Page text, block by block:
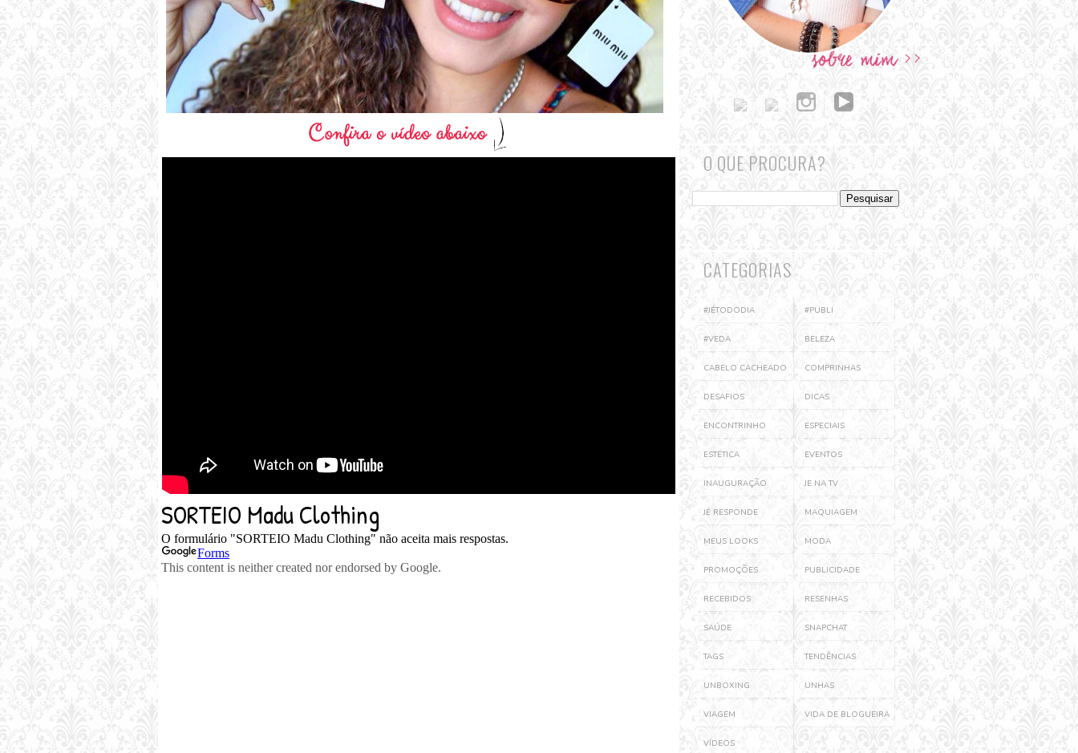
O QUE PROCURA?
CATEGORIAS
#JÉTODODIA #PUBLI
#VEDA BELEZA
CABELO CACHEADO COMPRINHAS
DESAFIOS DICAS
ENCONTRINHO ESPECIAIS
ESTÉTICA EVENTOS
INAUGURAÇÃO JE NA TV
JÉ RESPONDE MAQUIAGEM
MEUS LOOKS MODA
PROMOÇÕES PUBLICIDADE
RECEBIDOS RESENHAS
SAÚDE SNAPCHAT
TAGS TENDÊNCIAS
UNBOXING UNHAS
VIAGEM VIDA DE BLOGUEIRA
VÍDEOS